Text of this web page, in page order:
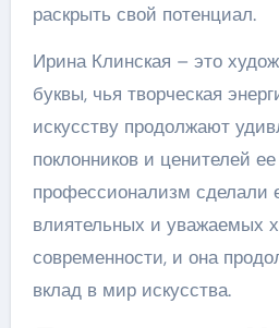
раскрыть свой потенциал.
Ирина Клинская – это
буквы, чья творческая
искусству продолжают
поклонников и ценителей
профессионализм сделали
влиятельных и уважаемых
современности, и она
вклад в мир искусства.